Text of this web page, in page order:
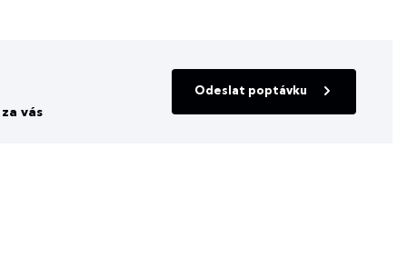
vás
Odeslat poptávku